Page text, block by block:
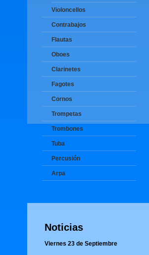
Violoncellos
Contrabajos
Flautas
Oboes
Clarinetes
Fagotes
Cornos
Trompetas
Trombones
Tuba
Percusión
Arpa
Noticias
Viernes 23 de Septiembre